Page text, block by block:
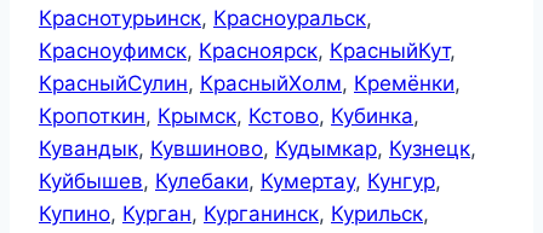
Краснотурьинск, Красноуральск,
Красноуфимск, Красноярск, КрасныйКут,
КрасныйСулин, КрасныйХолм, Кремёнки,
Кропоткин, Крымск, Кстово, Кубинка,
Кувандык, Кувшиново, Кудымкар, Кузнецк,
Куйбышев, Кулебаки, Кумертау, Кунгур,
Купино, Курган, Курганинск, Курильск,